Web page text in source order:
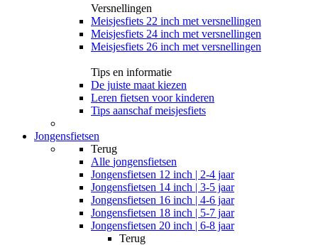
Versnellingen
Meisjesfiets 22 inch met versnellingen
Meisjesfiets 24 inch met versnellingen
Meisjesfiets 26 inch met versnellingen
Tips en informatie
De juiste maat kiezen
Leren fietsen voor kinderen
Tips aanschaf meisjesfiets
Jongensfietsen
Terug
Alle jongensfietsen
Jongensfietsen 12 inch | 2-4 jaar
Jongensfietsen 14 inch | 3-5 jaar
Jongensfietsen 16 inch | 4-6 jaar
Jongensfietsen 18 inch | 5-7 jaar
Jongensfietsen 20 inch | 6-8 jaar
Terug